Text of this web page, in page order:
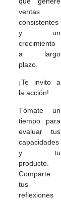
ventas
consistentes
y un
crecimiento
a largo
plazo.
¡Te invito a
la acción!
Tómate un
tiempo para
evaluar tus
capacidades
y tu
producto.
Comparte
tus
reflexiones